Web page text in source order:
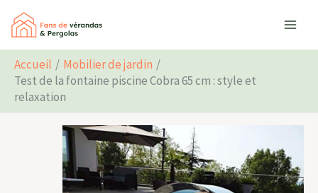
Aller
contenu
Accueil
Mobilier de jardin
Test de la fontaine piscine Cobra 65 cm : style et
relaxation
Rechercher